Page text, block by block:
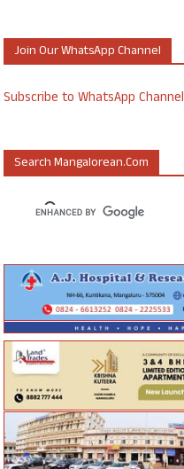
Join Our WhatsApp Channel
Subscribe to WhatsApp Channel
Search Mangalorean.com